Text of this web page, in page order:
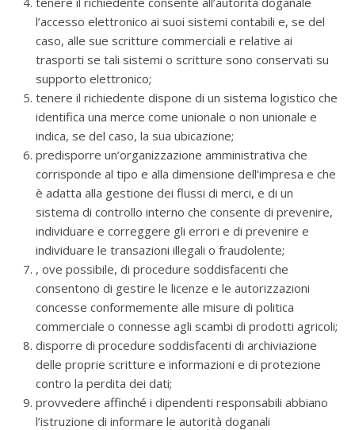
l’accesso elettronico ai suoi sistemi contabili e, se del
caso, alle sue scritture commerciali e relative ai
trasporti se tali sistemi o scritture sono conservati su
supporto elettronico;
tenere il richiedente dispone di un sistema logistico che
identifica una merce come unionale o non unionale e
indica, se del caso, la sua ubicazione;
predisporre un’organizzazione amministrativa che
corrisponde al tipo e alla dimensione dell’impresa e che
è adatta alla gestione dei flussi di merci, e di un
sistema di controllo interno che consente di prevenire,
individuare e correggere gli errori e di prevenire e
individuare le transazioni illegali o fraudolente;
, ove possibile, di procedure soddisfacenti che
consentono di gestire le licenze e le autorizzazioni
concesse conformemente alle misure di politica
commerciale o connesse agli scambi di prodotti agricoli;
disporre di procedure soddisfacenti di archiviazione
delle proprie scritture e informazioni e di protezione
contro la perdita dei dati;
provvedere affinché i dipendenti responsabili abbiano
l’istruzione di informare le autorità doganali